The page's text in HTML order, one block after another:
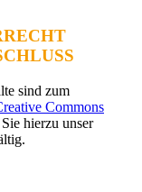
sind zum
Commons
hierzu unser